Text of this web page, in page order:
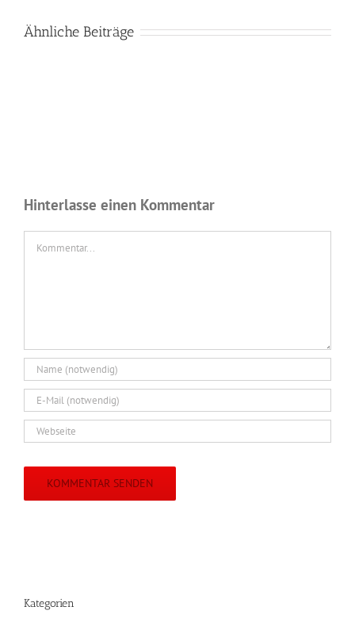
Ähnliche Beiträge
Hinterlasse einen Kommentar
Kategorien